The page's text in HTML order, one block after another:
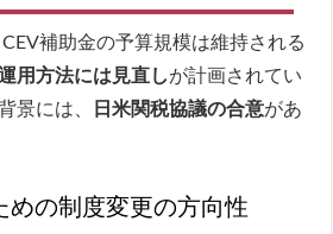
補助金の予算規模は維持される
用方法には見直しが計画されてい
景には、
日米関税協議の合意があ
めの制度変更の方向性